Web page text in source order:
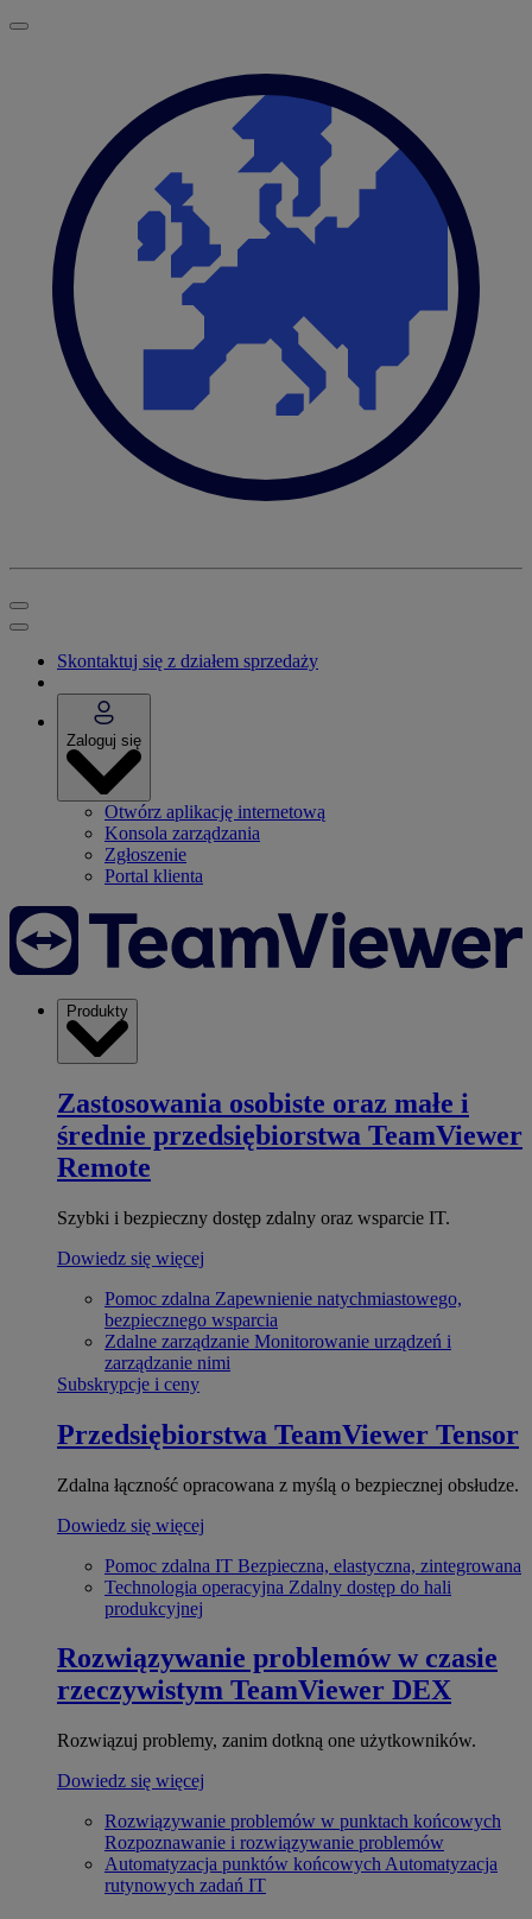
Skontaktuj się z działem sprzedaży
Zaloguj się
Otwórz aplikację internetową
Konsola zarządzania
Zgłoszenie
Portal klienta
Produkty
Zastosowania osobiste oraz małe i
średnie przedsiębiorstwa TeamViewer
Remote
Szybki i bezpieczny dostęp zdalny oraz wsparcie IT.
Dowiedz się więcej
Pomoc zdalna Zapewnienie natychmiastowego,
bezpiecznego wsparcia
Zdalne zarządzanie Monitorowanie urządzeń i
zarządzanie nimi
Subskrypcje i ceny
Przedsiębiorstwa TeamViewer Tensor
Zdalna łączność opracowana z myślą o bezpiecznej obsłudze.
Dowiedz się więcej
Pomoc zdalna IT Bezpieczna, elastyczna, zintegrowana
Technologia operacyjna Zdalny dostęp do hali
produkcyjnej
Rozwiązywanie problemów w czasie
rzeczywistym TeamViewer DEX
Rozwiązuj problemy, zanim dotkną one użytkowników.
Dowiedz się więcej
Rozwiązywanie problemów w punktach końcowych
Rozpoznawanie i rozwiązywanie problemów
Automatyzacja punktów końcowych Automatyzacja
rutynowych zadań IT